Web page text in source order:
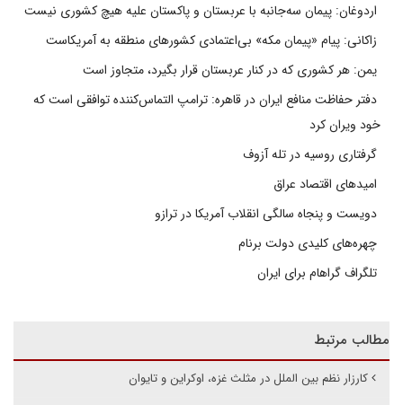
اردوغان: پیمان سه‌جانبه با عربستان و پاکستان علیه هیچ کشوری نیست
زاکانی: پیام «پیمان مکه» بی‌اعتمادی کشورهای منطقه به آمریکاست
یمن: هر کشوری که در کنار عربستان قرار بگیرد، متجاوز است
دفتر حفاظت منافع ایران در قاهره: ترامپ التماس‌کننده توافقی است که
خود ویران کرد
گرفتاری روسیه در تله آزوف
امیدهای اقتصاد عراق
دویست و پنجاه سالگی انقلاب آمریکا در ترازو
چهره‌های کلیدی دولت برنام
تلگراف گراهام برای ایران
مطالب مرتبط
کارزار نظم بین الملل در مثلث غزه، اوکراین و تایوان